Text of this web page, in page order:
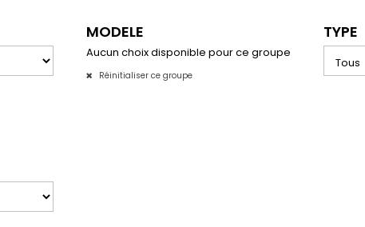
MODELE
Aucun choix disponible pour ce groupe
Réinitialiser ce groupe
TYPE